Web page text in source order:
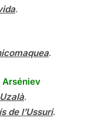
.
.
.
de l’Ussuri.